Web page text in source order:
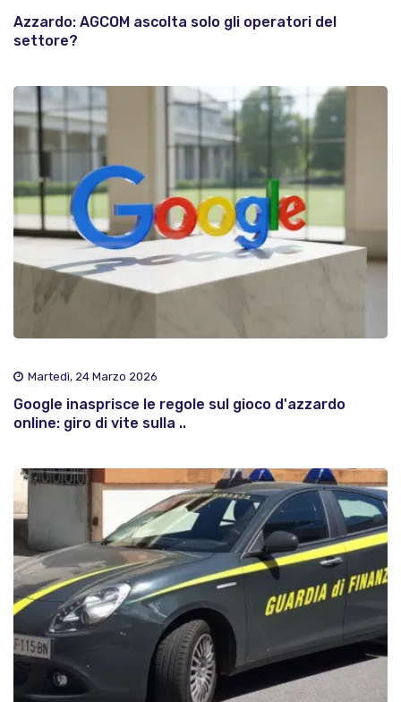
Azzardo: AGCOM ascolta solo gli operatori del
settore?
Martedì, 24 Marzo 2026
Google inasprisce le regole sul gioco d'azzardo
online: giro di vite sulla ..